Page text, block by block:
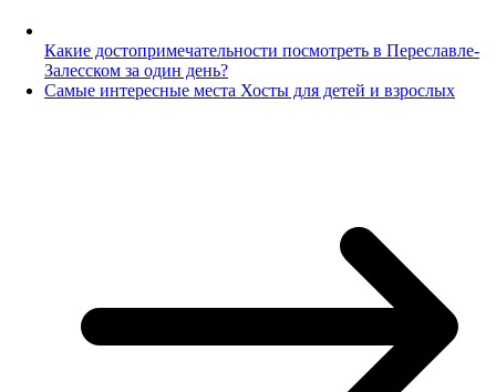
Какие достопримечательности посмотреть в Переславле-
Залесском за один день?
Самые интересные места Хосты для детей и взрослых